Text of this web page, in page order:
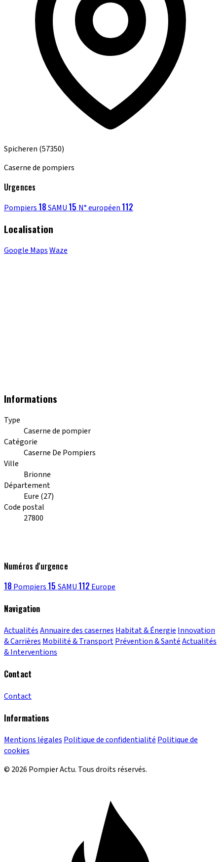
Spicheren (57350)
Caserne de pompiers
Urgences
Pompiers 18SAMU 15 N° européen 112
Localisation
Google MapsWaze
Informations
Type
Caserne de pompier
Catégorie
Caserne De Pompiers
Ville
Brionne
Département
Eure (27)
Code postal
27800
Numéros d'urgence
18 Pompiers 15 SAMU 112 Europe
Navigation
ActualitésAnnuaire des casernes Habitat & Énergie Innovation
& Carrières Mobilité & TransportPrévention & SantéActualités
& Interventions
Contact
Contact
Informations
Mentions légales Politique de confidentialité Politique de
cookies
© 2026 Pompier Actu. Tous droits réservés.